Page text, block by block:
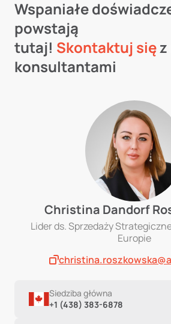
Wspaniałe
powstają
tutaj! Skontaktuj sięz
konsultantami
Christina Dandorf
Lider ds. Sprzedaży
Europie
Siedziba główna
+1 (438) 383-6878